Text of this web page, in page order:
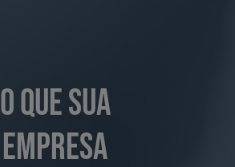
o que sua
empresa